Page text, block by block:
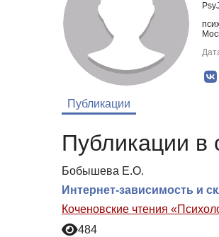
Публикации
Публикации в
Бобышева Е.О.
Интернет-зависимость и
Коченовские чтения
484